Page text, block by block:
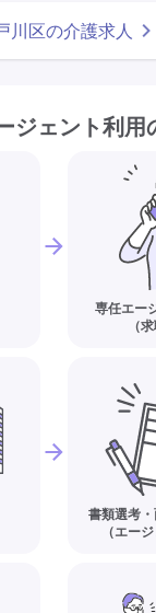
川区の介護求人
ジェント利用
専任エー
（
書類選考
（エー